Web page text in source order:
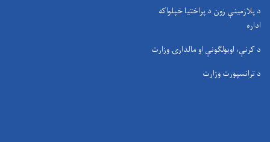
د پلازمینې زون د پراختیا خپلواکه
اداره
د کرنې، اوبولګونې او مالدارۍ وزارت
د ترانسپورت وزارت